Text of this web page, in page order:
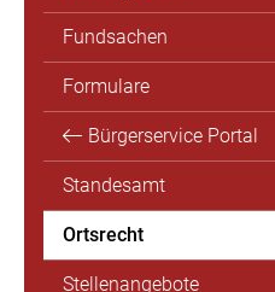
Fundsachen
Formulare
Bürgerservice Portal
Standesamt
Ortsrecht
Stellenangebote